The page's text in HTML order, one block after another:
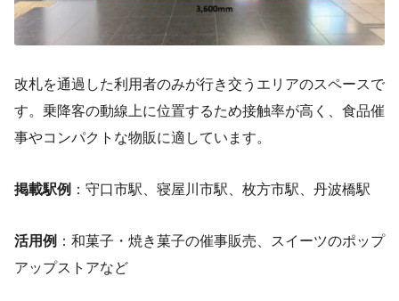
改札を通過した利用者のみが行き交うエリアのスペースで
す。乗降客の動線上に位置するため接触率が高く、食品催
事やコンパクトな物販に適しています。
掲載駅例 ：守口市駅、寝屋川市駅、枚方市駅、丹波橋駅
活用例 ：和菓子・焼き菓子の催事販売、スイーツのポップ
アップストアなど